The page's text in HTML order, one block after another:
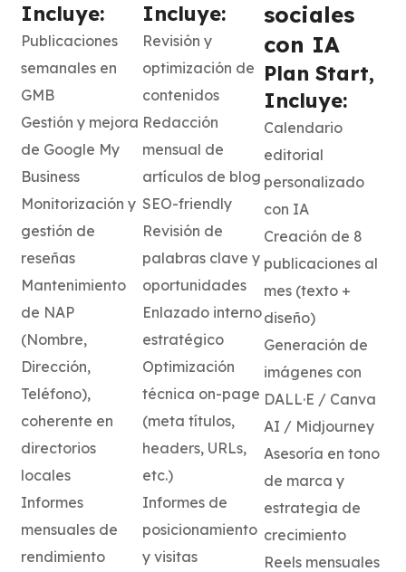
Incluye:
Publicaciones
semanales en
GMB
Gestión y mejora
de Google My
Business
Monitorización y
gestión de
reseñas
Mantenimiento
de NAP
(Nombre,
Dirección,
Teléfono),
coherente en
directorios
locales
Informes
mensuales de
rendimiento
Incluye:
Revisión y
optimización de
contenidos
Redacción
mensual de
artículos de blog
SEO-friendly
Revisión de
palabras clave y
oportunidades
Enlazado interno
estratégico
Optimización
técnica on-page
(meta títulos,
headers, URLs,
etc.)
Informes de
posicionamiento
y visitas
sociales
con IA
Plan Start,
Incluye:
Calendario
editorial
personalizado
con IA
Creación de 8
publicaciones al
mes (texto +
diseño)
Generación de
imágenes con
DALL·E / Canva
AI / Midjourney
Asesoría en tono
de marca y
estrategia de
crecimiento
Reels mensuales